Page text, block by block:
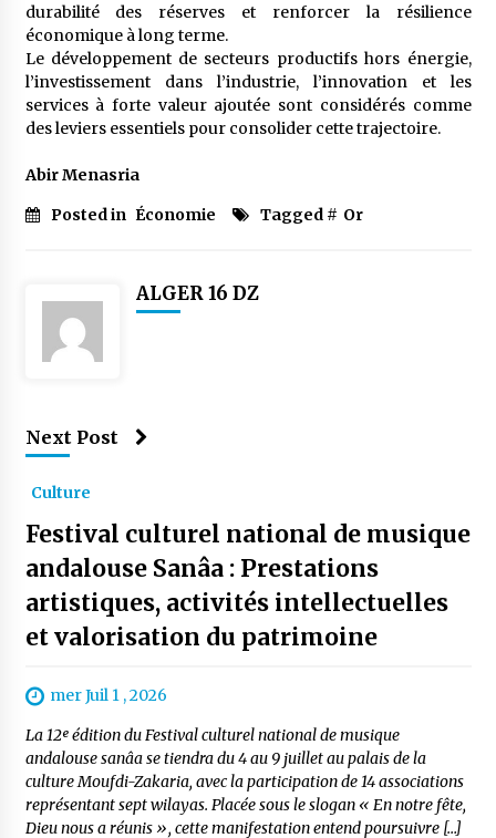
durabilité des réserves et renforcer la résilience
économique à long terme.
Le développement de secteurs productifs hors énergie,
l’investissement dans l’industrie, l’innovation et les
services à forte valeur ajoutée sont considérés comme
des leviers essentiels pour consolider cette trajectoire.
Abir Menasria
Posted in Économie Tagged # Or
ALGER 16 DZ
Next Post
Culture
Festival culturel national de musique
andalouse Sanâa : Prestations
artistiques, activités intellectuelles
et valorisation du patrimoine
mer Juil 1 , 2026
La 12ᵉ édition du Festival culturel national de musique
andalouse sanâa se tiendra du 4 au 9 juillet au palais de la
culture Moufdi-Zakaria, avec la participation de 14 associations
représentant sept wilayas. Placée sous le slogan « En notre fête,
Dieu nous a réunis », cette manifestation entend poursuivre […]